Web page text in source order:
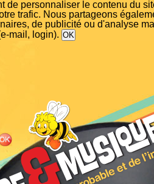
de personnaliser le contenu du
trafic. Nous partageons
de publicité ou d'analyse
mail, login).